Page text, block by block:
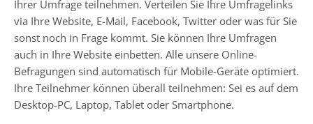
Ihrer Umfrage teilnehmen. Verteilen Sie Ihre Umfragelinks
via Ihre Website, E-Mail, Facebook, Twitter oder was für Sie
sonst noch in Frage kommt. Sie können Ihre Umfragen
auch in Ihre Website einbetten. Alle unsere Online-
Befragungen sind automatisch für Mobile-Geräte optimiert.
Ihre Teilnehmer können überall teilnehmen: Sei es auf dem
Desktop-PC, Laptop, Tablet oder Smartphone.